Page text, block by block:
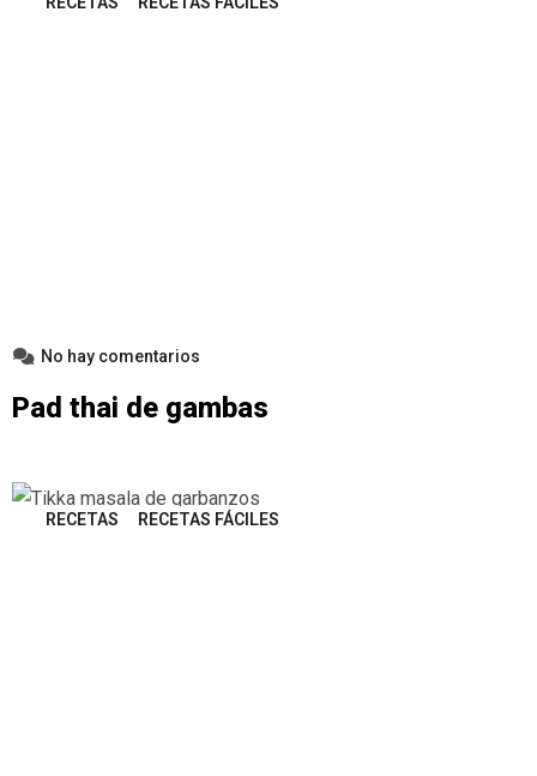
No hay comentarios
Pad thai de gambas
RECETAS RECETAS FÁCILES